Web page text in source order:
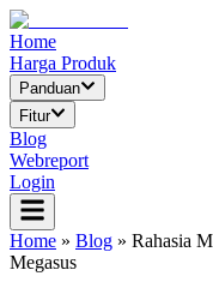
Home
Harga Produk
Panduan
Fitur
Blog
Webreport
Login
Home » Blog » Rahasia
Megasus